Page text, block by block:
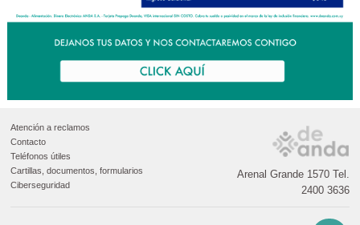
Atención a reclamos
Contacto
Teléfonos útiles
Cartillas, documentos, formularios
Ciberseguridad
Arenal Grande 1570 Tel.
2400 3636